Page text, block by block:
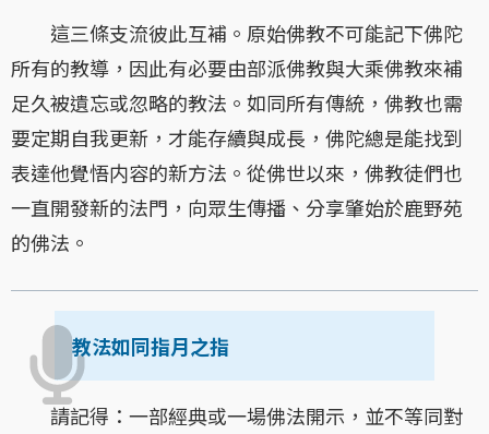
這三條支流彼此互補。原始佛教不可能記下佛陀
所有的教導，因此有必要由部派佛教與大乘佛教來補
足久被遺忘或忽略的教法。如同所有傳統，佛教也需
要定期自我更新，才能存續與成長，佛陀總是能找到
表達他覺悟内容的新方法。從佛世以來，佛教徒們也
一直開發新的法門，向眾生傳播、分享肇始於鹿野苑
的佛法。
教法如同指月之指
請記得：一部經典或一場佛法開示，並不等同對